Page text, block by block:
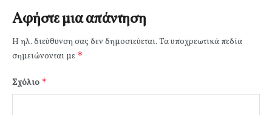
Αφήστε μια απάντηση
Η ηλ. διεύθυνση σας δεν δημοσιεύεται. Τα υποχρεωτικά πεδία
σημειώνονται με *
Σχόλιο *